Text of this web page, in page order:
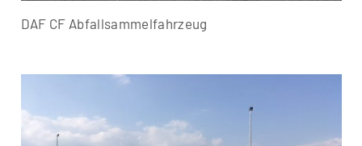
DAF CF Abfallsammelfahrzeug